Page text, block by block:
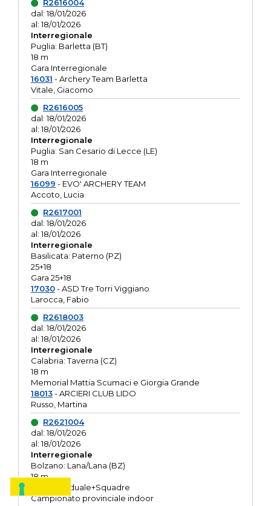
R2616004
dal: 18/01/2026
al: 18/01/2026
Interregionale
Puglia: Barletta (BT)
18 m
Gara Interregionale
16031 - Archery Team Barletta
Vitale, Giacomo
R2616005
dal: 18/01/2026
al: 18/01/2026
Interregionale
Puglia: San Cesario di Lecce (LE)
18 m
Gara Interregionale
16099 - EVO' ARCHERY TEAM
Accoto, Lucia
R2617001
dal: 18/01/2026
al: 18/01/2026
Interregionale
Basilicata: Paterno (PZ)
25+18
Gara 25+18
17030- ASD Tre Torri Viggiano
Larocca, Fabio
R2618003
dal: 18/01/2026
al: 18/01/2026
Interregionale
Calabria: Taverna (CZ)
18 m
Memorial Mattia Scumaci e Giorgia Grande
18013- ARCIERI CLUB LIDO
Russo, Martina
R2621004
dal: 18/01/2026
al: 18/01/2026
Interregionale
Bolzano: Lana/Lana (BZ)
18 m
O.R. Individuale+Squadre
Campionato provinciale indoor